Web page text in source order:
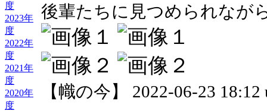
度
2023年
度
2022年
度
2021年
度
2020年
度
後輩たちに見つめられなが
【幟の今】 2022-06-23 18:12